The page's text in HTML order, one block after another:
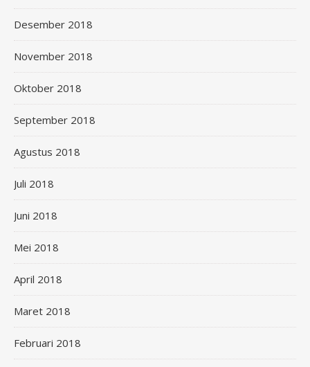
Desember 2018
November 2018
Oktober 2018
September 2018
Agustus 2018
Juli 2018
Juni 2018
Mei 2018
April 2018
Maret 2018
Februari 2018